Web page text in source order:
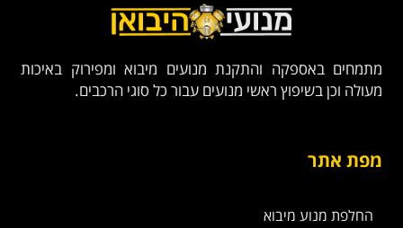
מתמחים באספקה והתקנת מנועים מיבוא ומפירוק באיכות
מעולה וכן בשיפוץ ראשי מנועים עבור כל סוגי הרכבים.
מפת אתר
החלפת מנוע מיבוא